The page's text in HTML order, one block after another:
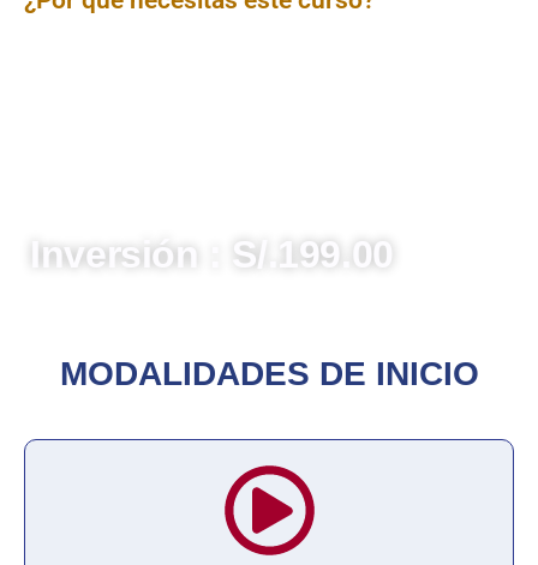
Inversión : S/.199.00
MODALIDADES DE INICIO